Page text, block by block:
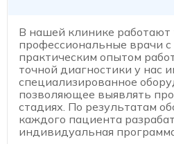
В нашей клинике работают
профессиональные врачи
практическим опытом
точной диагностики у нас
специализированное
позволяющее выявлять
стадиях. По результатам
каждого пациента
индивидуальная